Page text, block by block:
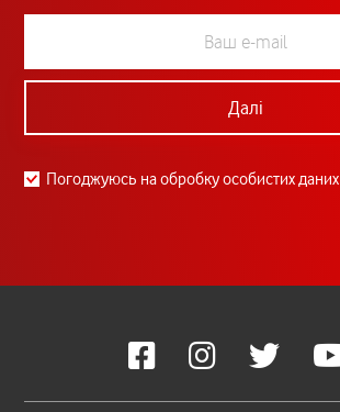
Далі
Погоджуюсь на обробку особистих даних